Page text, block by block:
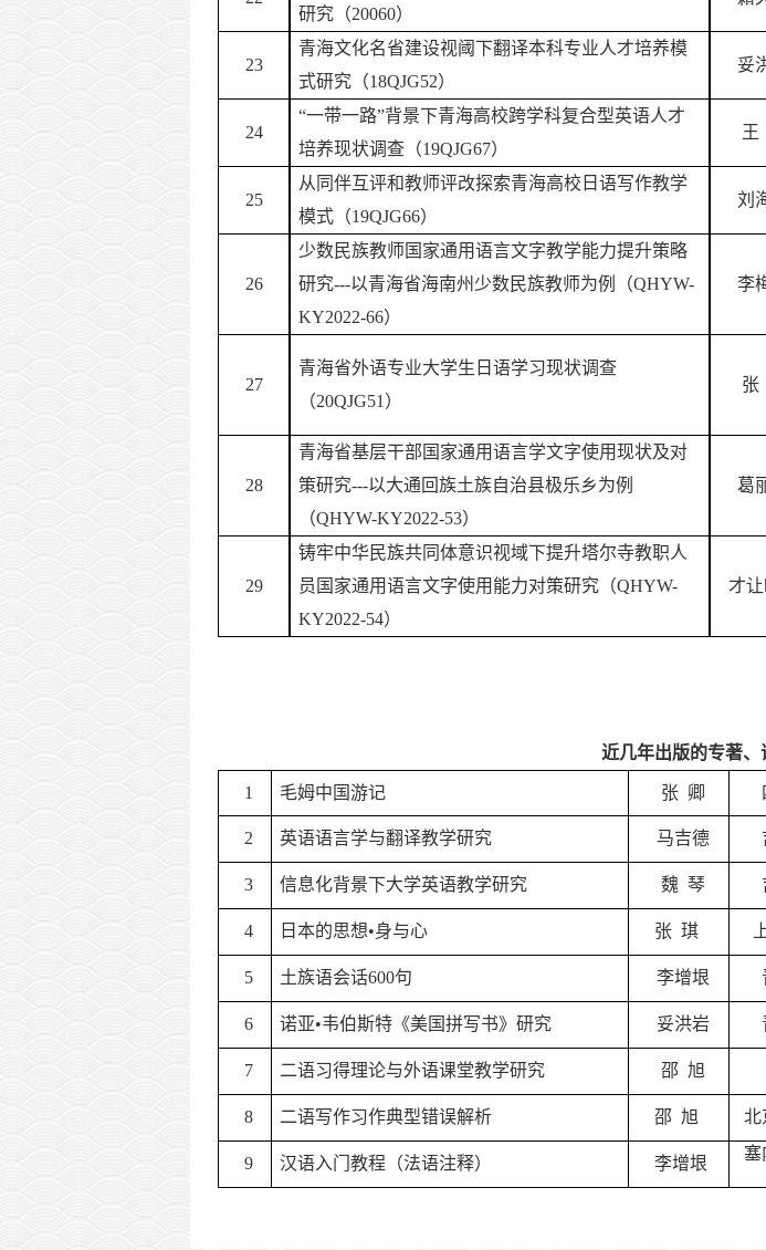
研究（20060）
23
青海文化名省建设视阈下翻译本科专业人才培养模
式研究（18QJG52）
妥
24
“一带一路”背景下青海高校跨学科复合型英语人才
培养现状调查（19QJG67）
王
25
从同伴互评和教师评改探索青海高校日语写作教学
模式（19QJG66）
刘
26
少数民族教师国家通用语言文字教学能力提升策略
研究---以青海省海南州少数民族教师为例（QHYW-
KY2022-66）
李
27
青海省外语专业大学生日语学习现状调查
（20QJG51）
张
28
青海省基层干部国家通用语言学文字使用现状及对
策研究---以大通回族土族自治县极乐乡为例
（QHYW-KY2022-53）
葛
29
铸牢中华民族共同体意识视域下提升塔尔寺教职人
员国家通用语言文字使用能力对策研究（QHYW-
KY2022-54）
才
近几年出版的专著
1 毛姆中国游记 张 卿
2 英语语言学与翻译教学研究 马吉德
3 信息化背景下大学英语教学研究 魏 琴
4 日本的思想•身与心 张 琪
5 土族语会话600句 李增垠
6 诺亚•韦伯斯特《美国拼写书》研究 妥洪岩
7 二语习得理论与外语课堂教学研究 邵 旭
8 二语写作习作典型错误解析 邵 旭 北
9 汉语入门教程（法语注释） 李增垠
塞